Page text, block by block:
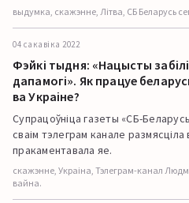
выдумка, скажэнне, Літва, СБ Беларусь
04 сакавіка 2022
Фэйкі тыдня: «Нацысты
дапамогі». Як працуе
ва Украіне?
Супрацоўніца газеты «СБ-
сваім тэлеграм канале
пракаментавала яе.
скажэнне, Украіна, Тэлеграм-канал
вайна.